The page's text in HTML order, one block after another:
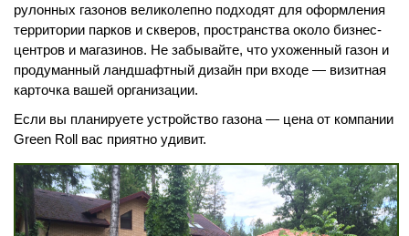
рулонных газонов великолепно подходят для оформления
территории парков и скверов, пространства около бизнес-
центров и магазинов. Не забывайте, что ухоженный газон и
продуманный ландшафтный дизайн при входе — визитная
карточка вашей организации.
Если вы планируете устройство газона — цена от компании
Green Roll вас приятно удивит.